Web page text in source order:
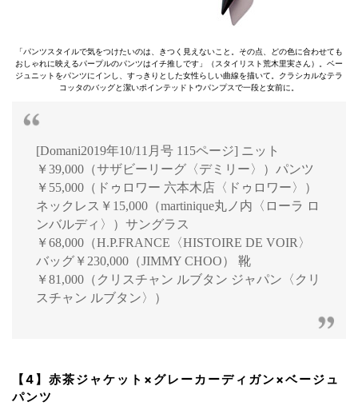
「パンツスタイルで気をつけたいのは、きつく見えないこと。その点、どの色に合わせても
おしゃれに映えるパープルのパンツはイチ推しです」（スタイリスト荒木里実さん）。ベー
ジュニットをパンツにインし、すっきりとした女性らしい曲線を描いて。クラシカルなテラ
コッタのバッグと潔いポインテッドトウパンプスで一段と女前に。
[Domani2019年10/11月号 115ページ] ニット
￥39,000（サザビーリーグ〈デミリー〉）パンツ
￥55,000（ドゥロワー 六本木店〈ドゥロワー〉）
ネックレス￥15,000（martinique丸ノ内〈ローラ ロ
ンバルディ〉）サングラス
￥68,000（H.P.FRANCE〈HISTOIRE DE VOIR〉
バッグ￥230,000（JIMMY CHOO） 靴
￥81,000（クリスチャン ルブタン ジャパン〈クリ
スチャン ルブタン〉）
【4】赤茶ジャケット×グレーカーディガン×ベージュ
パンツ